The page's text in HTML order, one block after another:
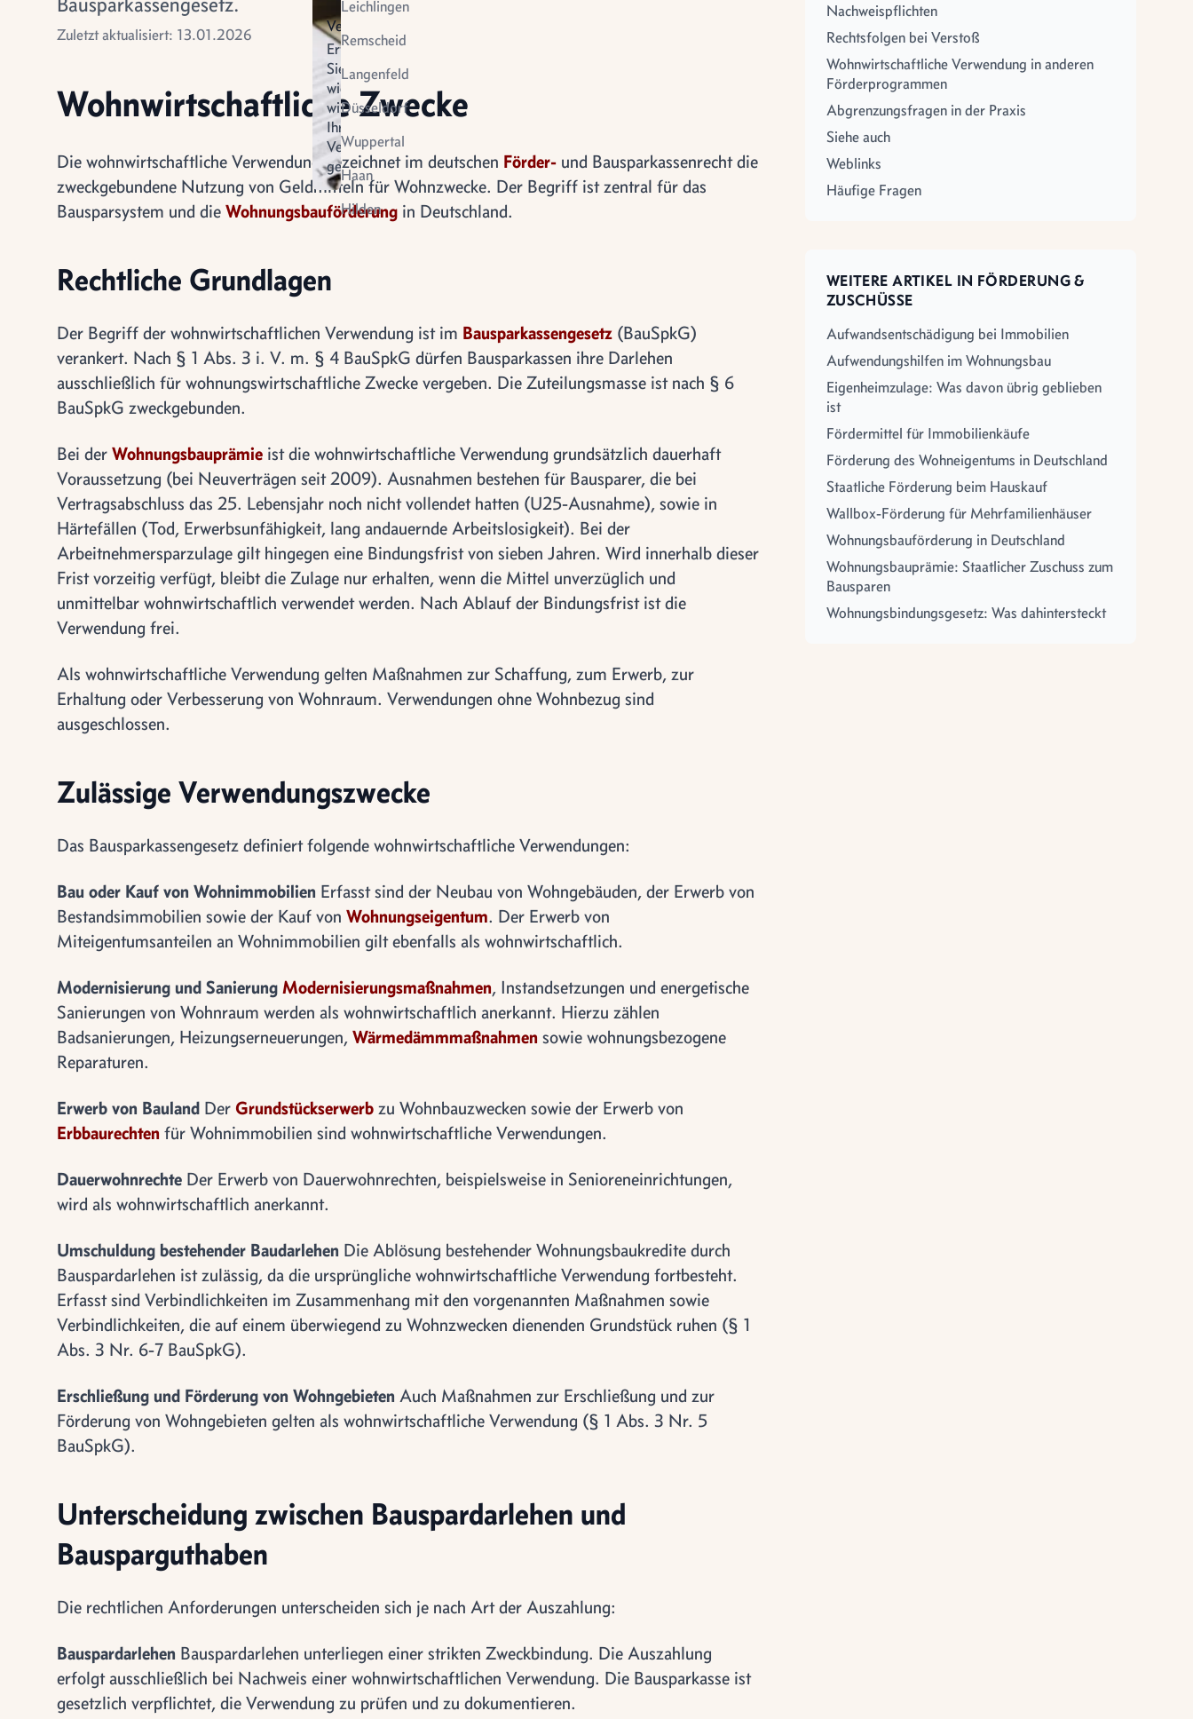
Verkauf
Erfahren
Sie
wie
wir
Ihren
Verkauf
gestalten
Vermietung
Virtuelle
Besichtigung
Leichlingen
Remscheid
Langenfeld
Düsseldorf
Wuppertal
Haan
Hilden
Zuletzt aktualisiert: 13.01.2026
Wohnwirtschaftliche Zwecke
Die wohnwirtschaftliche Verwendung bezeichnet im deutschen Förder- und Bausparkassenrecht die
zweckgebundene Nutzung von Geldmitteln für Wohnzwecke. Der Begriff ist zentral für das
Bausparsystem und die Wohnungsbauförderung in Deutschland.
Rechtliche Grundlagen
Der Begriff der wohnwirtschaftlichen Verwendung ist im Bausparkassengesetz (BauSpkG)
verankert. Nach § 1 Abs. 3 i. V. m. § 4 BauSpkG dürfen Bausparkassen ihre Darlehen
ausschließlich für wohnungswirtschaftliche Zwecke vergeben. Die Zuteilungsmasse ist nach § 6
BauSpkG zweckgebunden.
Bei der Wohnungsbauprämie ist die wohnwirtschaftliche Verwendung grundsätzlich dauerhaft
Voraussetzung (bei Neuverträgen seit 2009). Ausnahmen bestehen für Bausparer, die bei
Vertragsabschluss das 25. Lebensjahr noch nicht vollendet hatten (U25-Ausnahme), sowie in
Härtefällen (Tod, Erwerbsunfähigkeit, lang andauernde Arbeitslosigkeit). Bei der
Arbeitnehmersparzulage gilt hingegen eine Bindungsfrist von sieben Jahren. Wird innerhalb dieser
Frist vorzeitig verfügt, bleibt die Zulage nur erhalten, wenn die Mittel unverzüglich und
unmittelbar wohnwirtschaftlich verwendet werden. Nach Ablauf der Bindungsfrist ist die
Verwendung frei.
Als wohnwirtschaftliche Verwendung gelten Maßnahmen zur Schaffung, zum Erwerb, zur
Erhaltung oder Verbesserung von Wohnraum. Verwendungen ohne Wohnbezug sind
ausgeschlossen.
Zulässige Verwendungszwecke
Das Bausparkassengesetz definiert folgende wohnwirtschaftliche Verwendungen:
Bau oder Kauf von Wohnimmobilien Erfasst sind der Neubau von Wohngebäuden, der Erwerb von
Bestandsimmobilien sowie der Kauf von Wohnungseigentum. Der Erwerb von
Miteigentumsanteilen an Wohnimmobilien gilt ebenfalls als wohnwirtschaftlich.
Modernisierung und Sanierung Modernisierungsmaßnahmen, Instandsetzungen und energetische
Sanierungen von Wohnraum werden als wohnwirtschaftlich anerkannt. Hierzu zählen
Badsanierungen, Heizungserneuerungen, Wärmedämmmaßnahmen sowie wohnungsbezogene
Reparaturen.
Erwerb von Bauland Der Grundstückserwerb zu Wohnbauzwecken sowie der Erwerb von
Erbbaurechten für Wohnimmobilien sind wohnwirtschaftliche Verwendungen.
Dauerwohnrechte Der Erwerb von Dauerwohnrechten, beispielsweise in Senioreneinrichtungen,
wird als wohnwirtschaftlich anerkannt.
Umschuldung bestehender Baudarlehen Die Ablösung bestehender Wohnungsbaukredite durch
Bauspardarlehen ist zulässig, da die ursprüngliche wohnwirtschaftliche Verwendung fortbesteht.
Erfasst sind Verbindlichkeiten im Zusammenhang mit den vorgenannten Maßnahmen sowie
Verbindlichkeiten, die auf einem überwiegend zu Wohnzwecken dienenden Grundstück ruhen (§ 1
Abs. 3 Nr. 6-7 BauSpkG).
Erschließung und Förderung von Wohngebieten Auch Maßnahmen zur Erschließung und zur
Förderung von Wohngebieten gelten als wohnwirtschaftliche Verwendung (§ 1 Abs. 3 Nr. 5
BauSpkG).
Unterscheidung zwischen Bauspardarlehen und
Bausparguthaben
Die rechtlichen Anforderungen unterscheiden sich je nach Art der Auszahlung:
Bauspardarlehen Bauspardarlehen unterliegen einer strikten Zweckbindung. Die Auszahlung
erfolgt ausschließlich bei Nachweis einer wohnwirtschaftlichen Verwendung. Die Bausparkasse ist
gesetzlich verpflichtet, die Verwendung zu prüfen und zu dokumentieren.
Nachweispflichten
Rechtsfolgen bei Verstoß
Wohnwirtschaftliche Verwendung in anderen
Förderprogrammen
Abgrenzungsfragen in der Praxis
Siehe auch
Weblinks
Häufige Fragen
WEITERE ARTIKEL IN FÖRDERUNG &
ZUSCHÜSSE
Aufwandsentschädigung bei Immobilien
Aufwendungshilfen im Wohnungsbau
Eigenheimzulage: Was davon übrig geblieben
ist
Fördermittel für Immobilienkäufe
Förderung des Wohneigentums in Deutschland
Staatliche Förderung beim Hauskauf
Wallbox-Förderung für Mehrfamilienhäuser
Wohnungsbauförderung in Deutschland
Wohnungsbauprämie: Staatlicher Zuschuss zum
Bausparen
Wohnungsbindungsgesetz: Was dahintersteckt